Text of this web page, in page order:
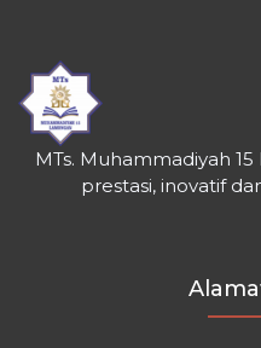
MTs. Muhammadiyah
prestasi, inovatif